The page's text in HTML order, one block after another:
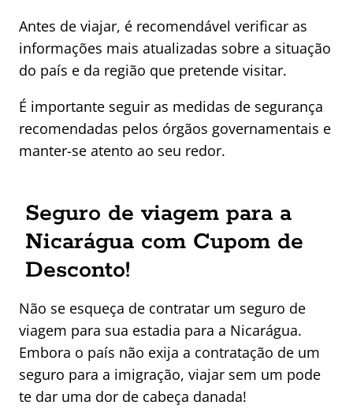
Antes de viajar, é recomendável verificar as
informações mais atualizadas sobre a situação
do país e da região que pretende visitar.
É importante seguir as medidas de segurança
recomendadas pelos órgãos governamentais e
manter-se atento ao seu redor.
Seguro de viagem para a
Nicarágua com Cupom de
Desconto!
Não se esqueça de contratar um seguro de
viagem para sua estadia para a Nicarágua.
Embora o país não exija a contratação de um
seguro para a imigração, viajar sem um pode
te dar uma dor de cabeça danada!